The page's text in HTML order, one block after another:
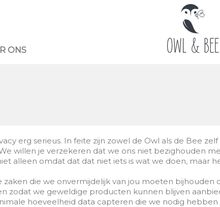
ONS
erg serieus. In feite zijn zowel de Owl als de Bee
willen je verzekeren dat we ons niet bezighouden
alleen omdat dat dat niet iets is wat we doen, maar
zaken die we onvermijdelijk van jou moeten
zodat we geweldige producten kunnen blijven
hoeveelheid data capteren die we nodig